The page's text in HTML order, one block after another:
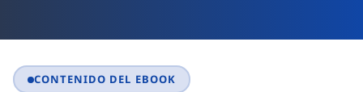
CONTENIDO DEL EBOOK